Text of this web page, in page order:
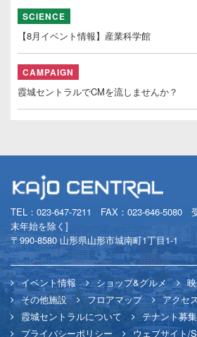
SCIENCE
【8月イベント情報】産業科学館
CAMPAIGN
霞城セントラルでCMを流しませんか？
TEL： 023-647-7211
FAX：023-646-5080
末年始を除く]
〒990-8580 山形県山形市城南町1丁目1-1
イベント情報 ショップ&グルメ
その他施設
フロアマップ
アクセ
霞城セントラルについて
テナント募集
プライバシーポリシー
ウェブサイト/